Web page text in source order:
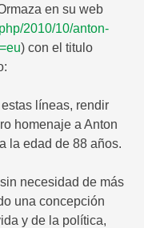
en su web
2010/10/anton-
) con el titulo
líneas, rendir
homenaje a Anton
la edad de 88 años.
necesidad de más
una concepción
y de la política,